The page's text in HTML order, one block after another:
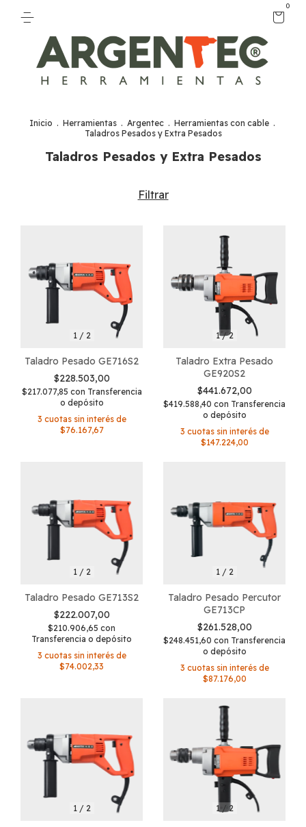
0
Inicio . Herramientas . Argentec . Herramientas con cable .
Taladros Pesados y Extra Pesados
Taladros Pesados y Extra Pesados
Filtrar
1/ 2
Taladro Pesado GE716S2
$228.503,00
$217.077,85 con Transferencia
o depósito
3 cuotas sin interés de
$76.167,67
1/2
Taladro Extra Pesado
GE920S2
$441.672,00
$419.588,40 con Transferencia
o depósito
3 cuotas sin interés de
$147.224,00
1/ 2
Taladro Pesado GE713S2
$222.007,00
$210.906,65 con
Transferencia o depósito
3 cuotas sin interés de
$74.002,33
1/ 2
Taladro Pesado Percutor
GE713CP
$261.528,00
$248.451,60 con Transferencia
o depósito
3 cuotas sin interés de
$87.176,00
1/ 2 1/ 2